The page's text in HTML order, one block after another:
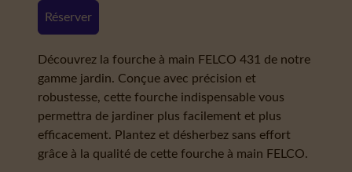
Réserver
Découvrez la fourche à main FELCO 431 de notre
gamme jardin. Conçue avec précision et
robustesse, cette fourche indispensable vous
permettra de jardiner plus facilement et plus
efficacement. Plantez et désherbez sans effort
grâce à la qualité de cette fourche à main FELCO.